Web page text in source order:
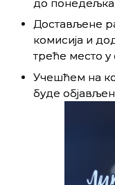
до
Достављене
комисија и
треће место у
Учешћем на
буде